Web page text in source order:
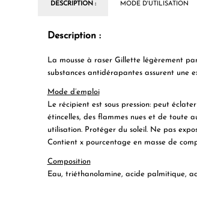
DESCRIPTION : MODE D'UTILISATION
Description :
La mousse à raser Gillette légèrement
substances antidérapantes assurent une
Mode d’emploi
Le récipient est sous pression: peut
étincelles, des flammes nues et de toute
utilisation. Protéger du soleil. Ne pas
Contient x pourcentage en masse de
Composition
Eau, triéthanolamine, acide palmitique,